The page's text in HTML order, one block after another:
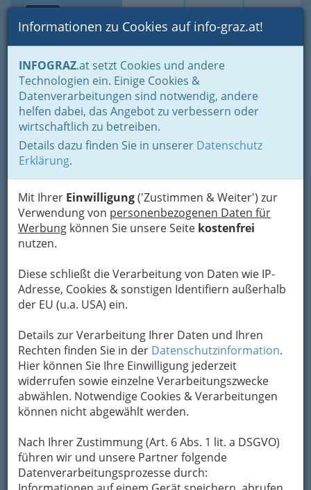
Suche Login Toggle
Informationen zu Cookies auf info-graz.at!
INFOGRAZ.at setzt Cookies und andere
Technologien ein. Einige Cookies &
Datenverarbeitungen sind notwendig, andere
helfen dabei, das Angebot zu verbessern oder
wirtschaftlich zu betreiben.
Details dazu finden Sie in unserer Datenschutz
Erklärung.
Mit Ihrer Einwilligung('Zustimmen & Weiter') zur
Verwendung von personenbezogenen Daten für
Werbung können Sie unsere Seite kostenfrei
nutzen.
Diese schließt die Verarbeitung von Daten wie IP-
Adresse, Cookies & sonstigen Identifiern außerhalb
der EU (u.a. USA) ein.
Details zur Verarbeitung Ihrer Daten und Ihren
Rechten finden Sie in der Datenschutzinformation.
Hier können Sie Ihre Einwilligung jederzeit
widerrufen sowie einzelne Verarbeitungszwecke
abwählen. Notwendige Cookies & Verarbeitungen
können nicht abgewählt werden.
Nach Ihrer Zustimmung (Art. 6 Abs. 1 lit. a DSGVO)
führen wir und unsere Partner folgende
Datenverarbeitungsprozesse durch:
Home Branchen
Wellness & Beauty
Fingernagelstudios - Schönheit und Pflege
Katharina Kindermann
Hauptstraße 121, 8141 Unterpremstätten
+43 650 8321 044
Karte
Adresse mit Google Maps anschauen